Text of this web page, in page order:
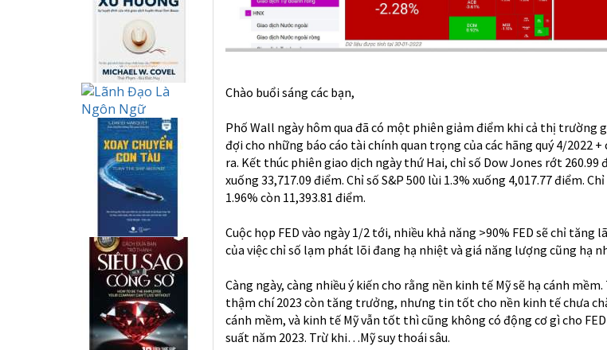
Chào buổi sáng các bạn,
Phố Wall ngày hôm qua đã có một phiên giảm điểm khi cả thị trường
đợi cho những báo cáo tài chính quan trọng của các hãng quý 4/2022 +
ra. Kết thúc phiên giao dịch ngày thứ Hai, chỉ số Dow Jones rớt
xuống 33,717.09 điểm. Chỉ số S&P 500 lùi 1.3% xuống 4,017.77 điểm.
1.96% còn 11,393.81 điểm.
Cuộc họp FED vào ngày 1/2 tới, nhiều khả năng >90% FED sẽ chỉ tăng
của việc chỉ số lạm phát lõi đang hạ nhiệt và giá năng lượng cũng hạ
Càng ngày, càng nhiều ý kiến cho rằng nền kinh tế Mỹ sẽ hạ cánh
thậm chí 2023 còn tăng trưởng, nhưng tin tốt cho nền kinh tế chưa
cánh mềm, và kinh tế Mỹ vẫn tốt thì cũng không có động cơ gì cho
suất năm 2023. Trừ khi…Mỹ suy thoái sâu.